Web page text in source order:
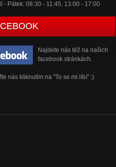
- Pátek: 08:30 - 11:45, 13:00 - 17:00
Najdete nás též na našich
facebook stránkách.
nás kliknutím na "To se mi líbí" :)